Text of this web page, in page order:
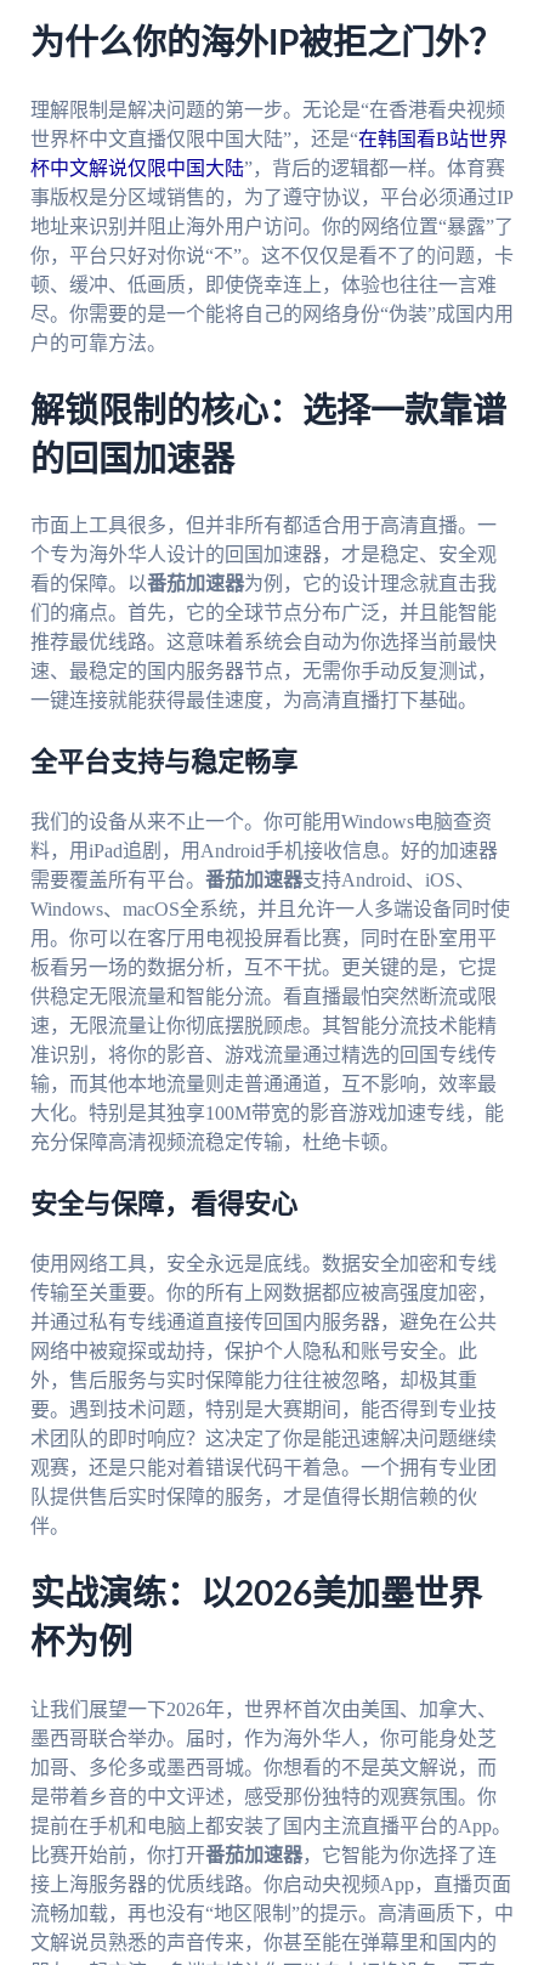
为什么你的海外IP被拒之门外？
理解限制是解决问题的第一步。无论是“在香港看央视频
世界杯中文直播仅限中国大陆”，还是“在韩国看B站世界
杯中文解说仅限中国大陆”，背后的逻辑都一样。体育赛
事版权是分区域销售的，为了遵守协议，平台必须通过IP
地址来识别并阻止海外用户访问。你的网络位置“暴露”了
你，平台只好对你说“不”。这不仅仅是看不了的问题，卡
顿、缓冲、低画质，即使侥幸连上，体验也往往一言难
尽。你需要的是一个能将自己的网络身份“伪装”成国内用
户的可靠方法。
解锁限制的核心：选择一款靠谱
的回国加速器
市面上工具很多，但并非所有都适合用于高清直播。一
个专为海外华人设计的回国加速器，才是稳定、安全观
看的保障。以番茄加速器为例，它的设计理念就直击我
们的痛点。首先，它的全球节点分布广泛，并且能智能
推荐最优线路。这意味着系统会自动为你选择当前最快
速、最稳定的国内服务器节点，无需你手动反复测试，
一键连接就能获得最佳速度，为高清直播打下基础。
全平台支持与稳定畅享
我们的设备从来不止一个。你可能用Windows电脑查资
料，用iPad追剧，用Android手机接收信息。好的加速器
需要覆盖所有平台。 番茄加速器支持Android、iOS、
Windows、macOS全系统，并且允许一人多端设备同时使
用。你可以在客厅用电视投屏看比赛，同时在卧室用平
板看另一场的数据分析，互不干扰。更关键的是，它提
供稳定无限流量和智能分流。看直播最怕突然断流或限
速，无限流量让你彻底摆脱顾虑。其智能分流技术能精
准识别，将你的影音、游戏流量通过精选的回国专线传
输，而其他本地流量则走普通通道，互不影响，效率最
大化。特别是其独享100M带宽的影音游戏加速专线，能
充分保障高清视频流稳定传输，杜绝卡顿。
安全与保障，看得安心
使用网络工具，安全永远是底线。数据安全加密和专线
传输至关重要。你的所有上网数据都应被高强度加密，
并通过私有专线通道直接传回国内服务器，避免在公共
网络中被窥探或劫持，保护个人隐私和账号安全。此
外，售后服务与实时保障能力往往被忽略，却极其重
要。遇到技术问题，特别是大赛期间，能否得到专业技
术团队的即时响应？这决定了你是能迅速解决问题继续
观赛，还是只能对着错误代码干着急。一个拥有专业团
队提供售后实时保障的服务，才是值得长期信赖的伙
伴。
实战演练：以2026美加墨世界
杯为例
让我们展望一下2026年，世界杯首次由美国、加拿大、
墨西哥联合举办。届时，作为海外华人，你可能身处芝
加哥、多伦多或墨西哥城。你想看的不是英文解说，而
是带着乡音的中文评述，感受那份独特的观赛氛围。你
提前在手机和电脑上都安装了国内主流直播平台的App。
比赛开始前，你打开番茄加速器，它智能为你选择了连
接上海服务器的优质线路。你启动央视频App，直播页面
流畅加载，再也没有“地区限制”的提示。高清画质下，中
文解说员熟悉的声音传来，你甚至能在弹幕里和国内的